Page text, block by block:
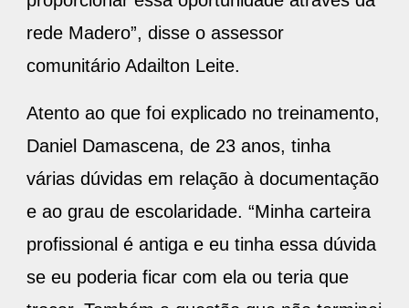
rede Madero”, disse o assessor
comunitário Adailton Leite.
Daniel Damascena, de 23 anos, tinha
várias dúvidas em relação à documentação
e ao grau de escolaridade. “Minha carteira
profissional é antiga e eu tinha essa dúvida
se eu poderia ficar com ela ou teria que
trocar. Também a questão que não terminei